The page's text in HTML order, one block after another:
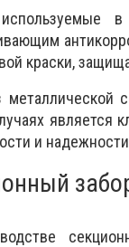
краски,
металлической
является
и